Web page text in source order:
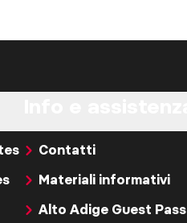
Contatti
Materiali informativi
Alto Adige Guest Pass